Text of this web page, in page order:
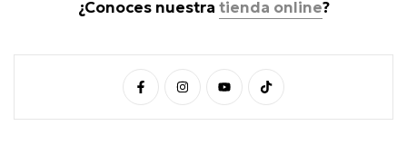
¿Conoces nuestra tienda online?